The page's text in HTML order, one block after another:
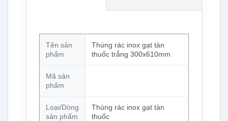
Tên sản
phẩm
Thùng rác inox gạt tàn
thuốc trắng 300x610mm
Mã sản
phẩm
Loại/Dòng
sản phẩm
Thùng rác inox gạt tàn
thuốc